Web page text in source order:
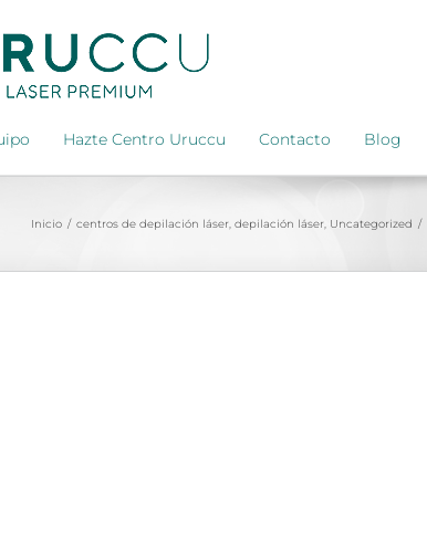
Hazte Centro Uruccu Contacto Blog
Inicio / centros de depilación láser, depilación láser, Uncategorized /